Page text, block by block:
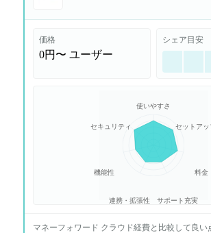
価格
0円〜 ユーザー
シェア目安
使いやすさ
セットアッ
料金
サポート充実
連携・拡張性
機能性
セキュリティ
マネーフォワード クラウド経費と比較して良い